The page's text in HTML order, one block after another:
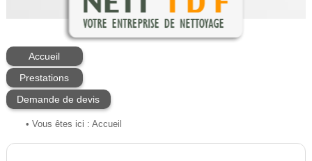
Accueil
Prestations
Demande de devis
• Vous êtes ici : Accueil